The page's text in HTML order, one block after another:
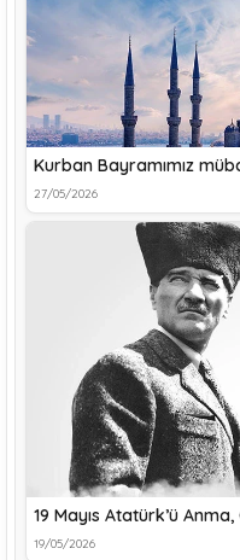
Kurban Bayramımız
27/05/2026
19 Mayıs Atatürk’ü
19/05/2026